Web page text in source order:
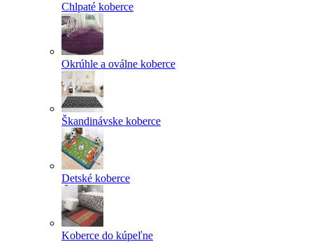
Chlpaté koberce
Okrúhle a oválne koberce
Škandinávske koberce
Detské koberce
Koberce do kúpeľne